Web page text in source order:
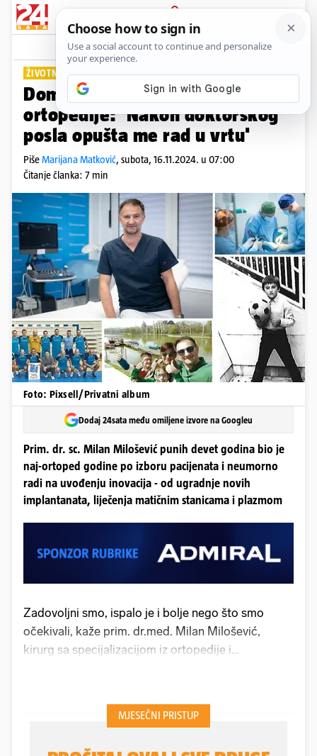
PRIJAVA
Lifestyle Komentari
ŽIVOTNI INTERVJU PLUS+
Domaći kirurg pomiče granice
ortopedije: 'Nakon doktorskog
posla opušta me rad u vrtu'
PišeMarijana Matković, subota, 16.11.2024. u 07:00
Čitanje članka: 7 min
Foto: Pixsell/Privatni album
Dodaj 24sata među omiljene izvore na Googleu
Prim. dr. sc. Milan Milošević punih devet godina bio je
naj-ortoped godine po izboru pacijenata i neumorno
radi na uvođenju inovacija - od ugradnje novih
implantanata, liječenja matičnim stanicama i plazmom
Zadovoljni smo, ispalo je i bolje nego što smo
očekivali, kaže prim. dr.med. Milan Milošević,
kirurg sa specijalizacijom iz ortopedije i
titulu najboljeg doktora ortopeda prema mišljenju